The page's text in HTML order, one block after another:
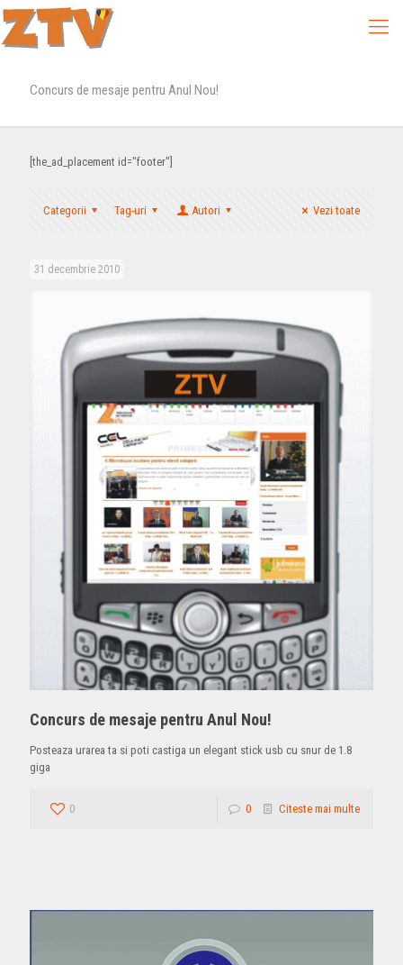
Concurs de mesaje pentru Anul Nou!
[the_ad_placement id="footer"]
Categorii Tag-uri Autori Vezi toate
31 decembrie 2010
Concurs de mesaje pentru Anul Nou!
Posteaza urarea ta si poti castiga un elegant stick usb cu snur de 1.8
giga
0 0 Citeste mai multe